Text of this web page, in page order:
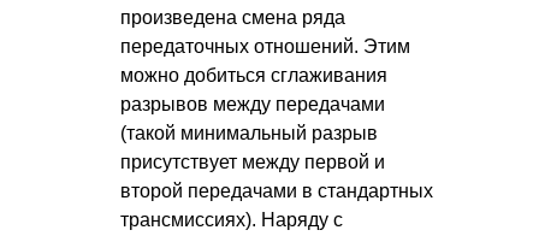
произведена смена ряда
передаточных отношений. Этим
можно добиться сглаживания
разрывов между передачами
(такой минимальный разрыв
присутствует между первой и
второй передачами в стандартных
трансмиссиях). Наряду с